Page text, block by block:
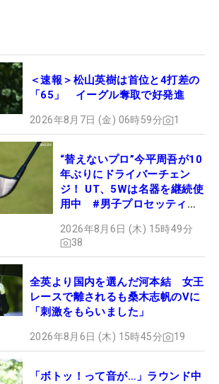
＜速報＞松山英樹は首位と4打差の
「65」 イーグル奪取で好発進
2026年8月7日 (金) 06時59分 1
“替えないプロ”今平周吾が10
年ぶりにドライバーチェン
ジ！ UT、5Wは名器を継続使
用中 #男子プロセッティン
2026年8月6日 (木) 15時49分
38
全英より国内を選んだ河本結 女王
レースで離されるも桑木志帆のVに
「刺激をもらいました」
2026年8月6日 (木) 15時45分 19
「ボトッ！って音が…」ラウンド中